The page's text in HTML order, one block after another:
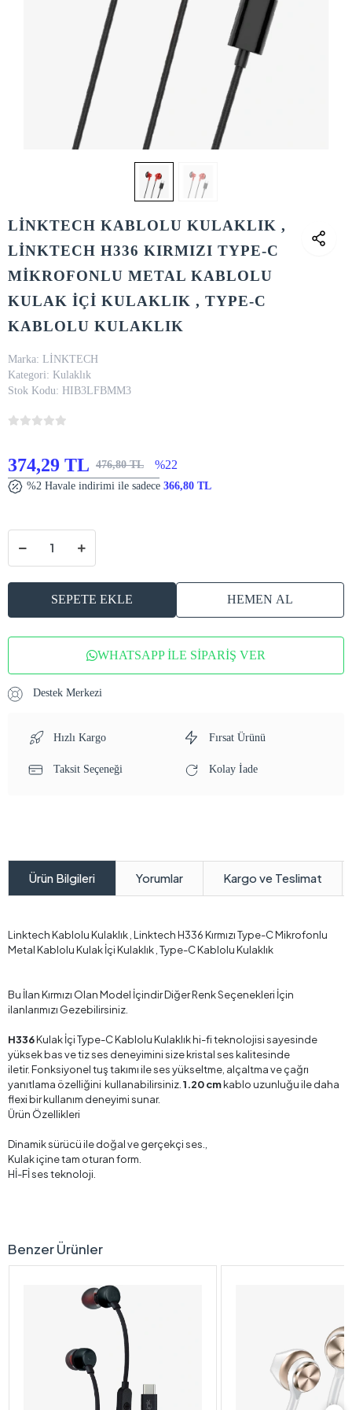
LİNKTECH KABLOLU KULAKLIK ,
LİNKTECH H336 KIRMIZI TYPE-C
MİKROFONLU METAL KABLOLU
KULAK İÇİ KULAKLIK , TYPE-C
KABLOLU KULAKLIK
Marka: LİNKTECH
Kategori: Kulaklık
Stok Kodu: HIB3LFBMM3
374,29 TL 476,80 TL %22
%2 Havale indirimi ile sadece 366,80 TL
SEPETE EKLE HEMEN AL
WHATSAPP İLE SİPARİŞ VER
Destek Merkezi
Hızlı Kargo Fırsat Ürünü
Taksit Seçeneği Kolay İade
Ürün Bilgileri Yorumlar Kargo ve Teslimat
Linktech Kablolu Kulaklık , Linktech H336 Kırmızı Type-C Mikrofonlu
Metal Kablolu Kulak İçi Kulaklık , Type-C Kablolu Kulaklık
Bu İlan Kırmızı Olan Model İçindir Diğer Renk Seçenekleri İçin
ilanlarımızı Gezebilirsiniz.
H336Kulak İçi Type-C Kablolu Kulaklık hi-fi teknolojisi sayesinde
yüksek bas ve tiz ses deneyimini size kristal ses kalitesinde
iletir. Fonksiyonel tuş takımı ile ses yükseltme, alçaltma ve çağrı
yanıtlama özelliğini kullanabilirsiniz. 1.20 cmkablo uzunluğu ile daha
flexi bir kullanım deneyimi sunar.
Ürün Özellikleri
Dinamik sürücü ile doğal ve gerçekçi ses.,
Kulak içine tam oturan form.
Hİ-Fİ ses teknoloji.
Benzer Ürünler